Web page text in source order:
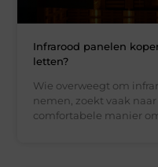
Infrarood panelen
letten?
Wie overweegt om
nemen, zoekt vaak
comfortabele manier